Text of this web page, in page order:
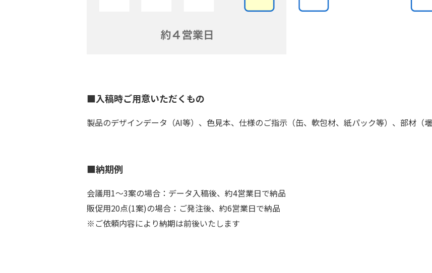
■入稿時ご用意いただくもの
製品のデザインデータ（AI等）、色見本、仕様のご指示（缶、軟包材、紙パック等）、部材（壜
■納期例
会議用1～3案の場合：データ入稿後、約4営業日で納品
販促用20点(1案)の場合：ご発注後、約6営業日で納品
※ご依頼内容により納期は前後いたします